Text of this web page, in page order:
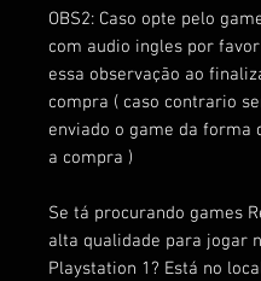
OBS2: Caso opte pelo
com audio ingles por
essa observação ao
compra ( caso contrario
enviado o game da forma
a compra )
Se tá procurando games
alta qualidade para jogar
Playstation 1? Está no